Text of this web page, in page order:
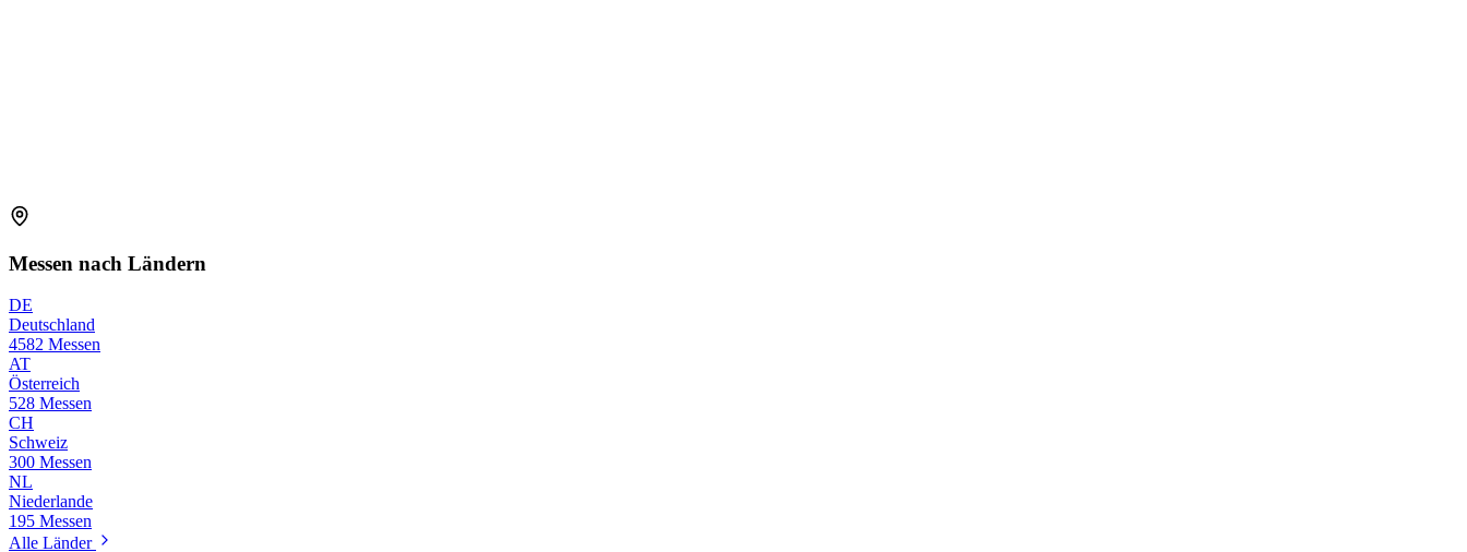
Messen nach Ländern
DE
Deutschland
4582 Messen
AT
Österreich
528 Messen
CH
Schweiz
300 Messen
NL
Niederlande
195 Messen
Alle Länder